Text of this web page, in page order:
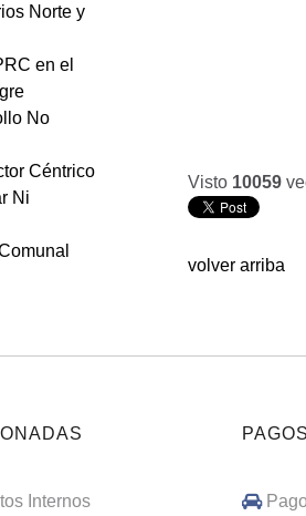
Norte y
en el
No
Céntrico
Ni
Visto 10059
volver arriba
Internos